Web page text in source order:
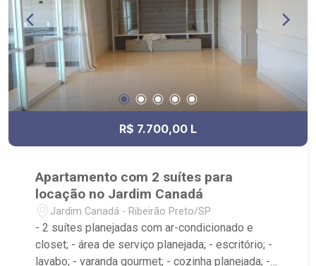
R$ 7.700,00 L
Apartamento com 2 suítes para
locação no Jardim Canadá
Jardim Canadá - Ribeirão Preto/SP
- 2 suítes planejadas com ar-condicionado e
closet; - área de serviço planejada; - escritório; -
lavabo; - varanda gourmet; - cozinha planejada; -